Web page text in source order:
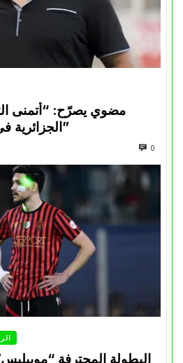
مضوي يصرّح: “أتمنى
الجزائرية في المسابقات القارية”
0
البطولة المحترفة